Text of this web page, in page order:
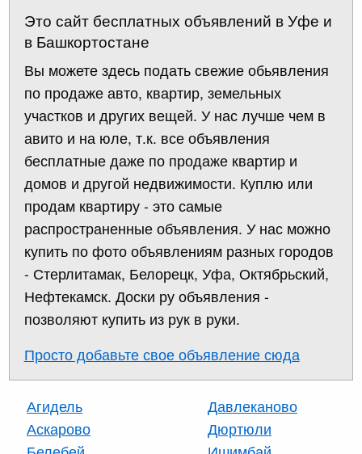
Это сайт бесплатных объявлений в Уфе и
в Башкортостане
Вы можете здесь подать свежие обьявления
по продаже авто, квартир, земельных
участков и других вещей. У нас лучше чем в
авито и на юле, т.к. все объявления
бесплатные даже по продаже квартир и
домов и другой недвижимости. Куплю или
продам квартиру - это самые
распространенные объявления. У нас можно
купить по фото объявлениям разных городов
- Стерлитамак, Белорецк, Уфа, Октябрьский,
Нефтекамск. Доски ру объявления -
позволяют купить из рук в руки.
Просто добавьте свое объявление сюда
Агидель
Аскарово
Давлеканово
Дюртюли